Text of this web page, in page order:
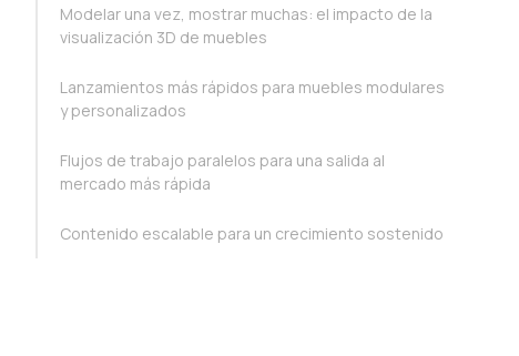
Modelar una vez, mostrar muchas: el impacto de la
visualización 3D de muebles
Lanzamientos más rápidos para muebles modulares
y personalizados
Flujos de trabajo paralelos para una salida al
mercado más rápida
Contenido escalable para un crecimiento sostenido